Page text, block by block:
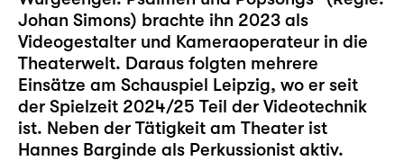
Johan Simons) brachte ihn 2023 als
Videogestalter und Kameraoperateur in die
Theaterwelt. Daraus folgten mehrere
Einsätze am Schauspiel Leipzig, wo er seit
der Spielzeit 2024/25 Teil der Videotechnik
ist. Neben der Tätigkeit am Theater ist
Hannes Barginde als Perkussionist aktiv.